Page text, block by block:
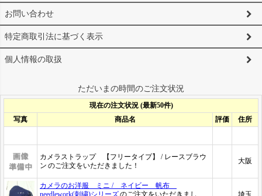
お問い合わせ
特定商取引法に基づく表示
個人情報の取扱
ただいまの時間のご注文状況